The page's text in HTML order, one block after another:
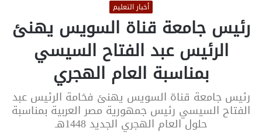
أخبار التعليم
رئيس جامعة قناة السويس يهنئ
الرئيس عبد الفتاح السيسي
بمناسبة العام الهجري
رئيس جامعة قناة السويس يهنئ فخامة الرئيس عبد
الفتاح السيسي رئيس جمهورية مصر العربية بمناسبة
حلول العام الهجري الجديد 1448هـ